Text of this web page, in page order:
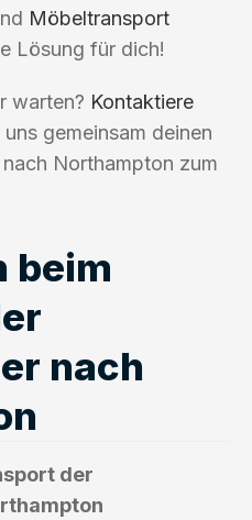
Möbeltransport
Lösung für dich!
warten? Kontaktiere
gemeinsam deinen
Northampton zum
beim
nach
der